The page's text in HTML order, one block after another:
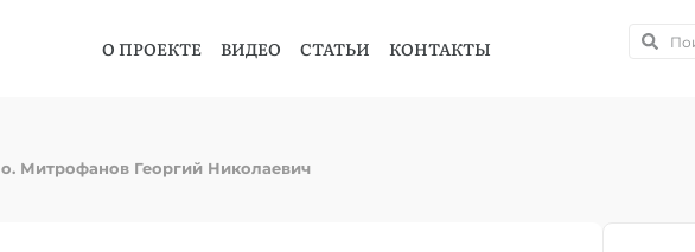
О ПРОЕКТЕ ВИДЕО СТАТЬИ КОНТАКТЫ
о. Митрофанов Георгий Николаевич